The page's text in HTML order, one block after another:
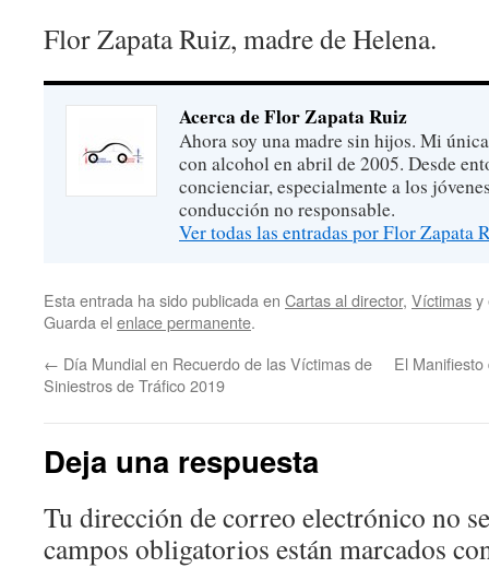
Flor Zapata Ruiz, madre de Helena.
Acerca de Flor Zapata Ruiz
Ahora soy una madre sin hijos. Mi
con alcohol en abril de 2005. Desde
concienciar, especialmente a los
conducción no responsable.
Ver todas las entradas por Flor Zapata
Esta entrada ha sido publicada en Cartas al director, Víctimasy
Guarda el enlace permanente.
← Día Mundial en Recuerdo de las Víctimas de
Siniestros de Tráfico 2019
El
Deja una respuesta
Tu dirección de correo electrónico no
campos obligatorios están marcados